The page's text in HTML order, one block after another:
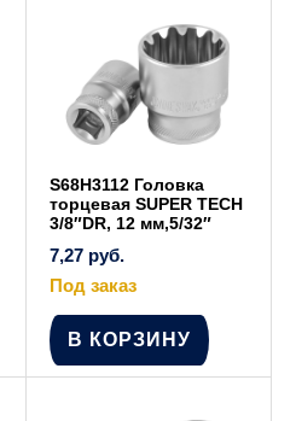
S68H3112 Головка
торцевая SUPER TECH
3/8″DR, 12 мм,5/32″
7,27 руб.
Под заказ
В КОРЗИНУ